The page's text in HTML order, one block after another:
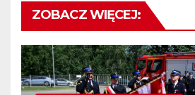
ZOBACZ WIĘCEJ: